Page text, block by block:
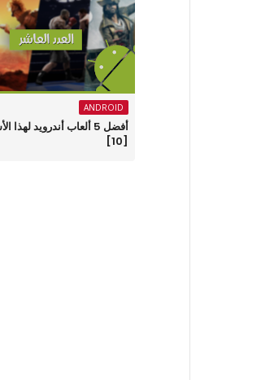
ANDROID
أفضل 5 ألعاب أندرويد لهذا
[10]